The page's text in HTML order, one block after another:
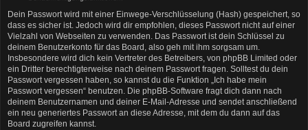
Dein Passwort wird mit einer Einwege-Verschlüsselung (Hash) gespeichert, so
dass es sicher ist. Jedoch wird dir empfohlen, dieses Passwort nicht auf einer
Vielzahl von Webseiten zu verwenden. Das Passwort ist dein Schlüssel zu
deinem Benutzerkonto für das Board, also geh mit ihm sorgsam um.
Insbesondere wird dich kein Vertreter des Betreibers, von phpBB Limited oder
ein Dritter berechtigterweise nach deinem Passwort fragen. Solltest du dein
Passwort vergessen haben, so kannst du die Funktion „Ich habe mein
Passwort vergessen“ benutzen. Die phpBB-Software fragt dich dann nach
deinem Benutzernamen und deiner E-Mail-Adresse und sendet anschließend
ein neu generiertes Passwort an diese Adresse, mit dem du dann auf das
Board zugreifen kannst.